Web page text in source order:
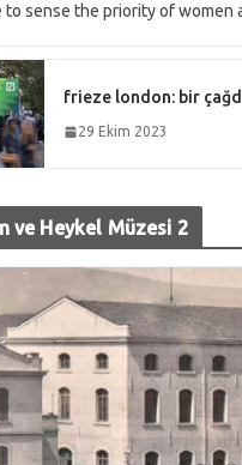
to sense the priority of women
frieze london: bir
29 Ekim 2023
ve Heykel Müzesi 2